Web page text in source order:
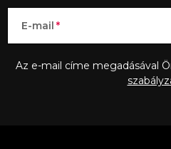
E-mail
Az e-mail címe megadásával